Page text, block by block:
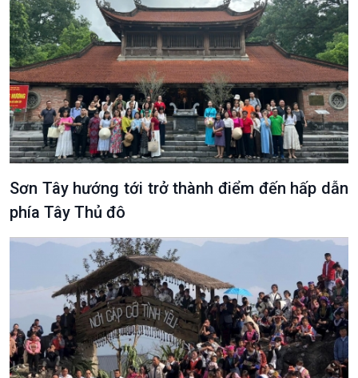
Podcast
Góc nhìn VOV1
Bình luận
10 phút Sự kiện - Luận bàn
Câu chuyện thời sự
Dòng chảy sự kiện
Sơn Tây hướng tới trở thành điểm đến hấp dẫn
phía Tây Thủ đô